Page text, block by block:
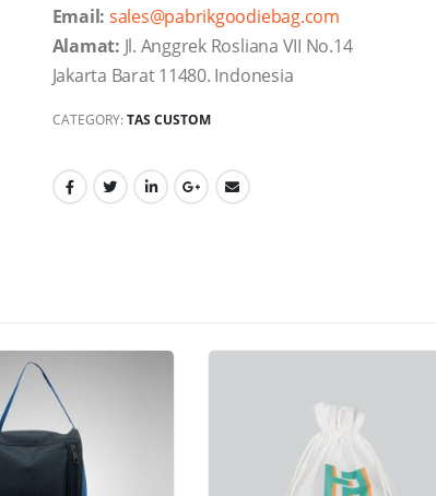
Email: sales@pabrikgoodiebag.com
Alamat: Jl. Anggrek Rosliana VII No.14
Jakarta Barat 11480. Indonesia
CATEGORY:TAS CUSTOM